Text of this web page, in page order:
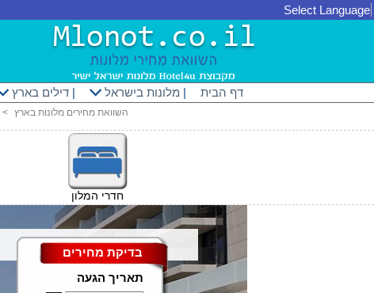
Select Language
דילים בארץ| מלונות בישראל | דף הבית
< השוואת מחירים מלונות בארץ
חדרי המלון
בדיקת מחירים
תאריך הגעה